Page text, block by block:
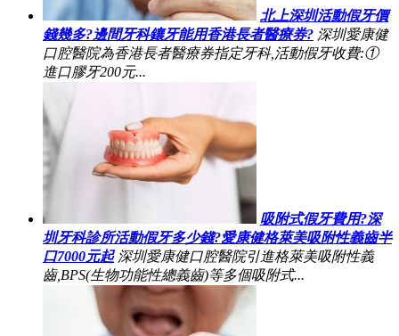
北上深圳活動假牙價
錢幾多?邊間牙科鑲牙能用香港長者醫療券? 深圳愛康健
口腔醫院為香港長者醫療券指定牙科,活動假牙收費:①
進口膠牙200元...
吸附式假牙費用?深
圳牙科診所活動假牙多少錢?愛康健格萊美吸附性義齒半
口7000元起 深圳愛康健口腔醫院引進格萊美吸附性義
齒,BPS(生物功能性總義齒)等多個吸附式...